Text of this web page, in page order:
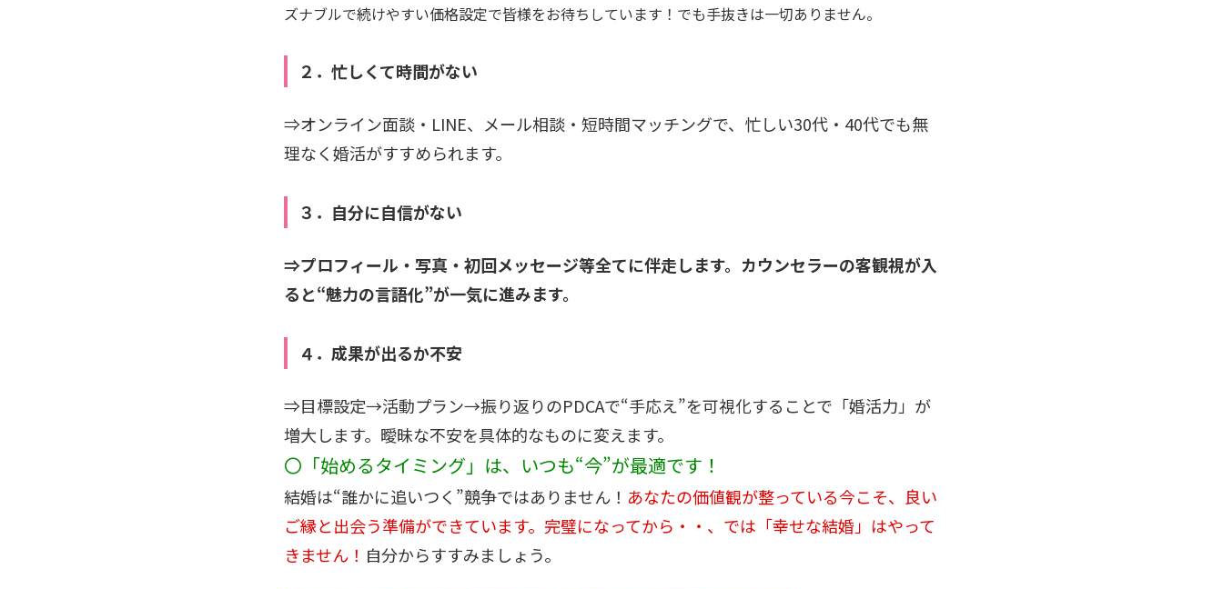
ズナブルで続けやすい価格設定で皆様をお待ちしています！でも手抜きは一切ありません。
２．忙しくて時間がない
⇒オンライン面談・LINE、メール相談・短時間マッチングで、忙しい30代・40代でも無
理なく婚活がすすめられます。
３．自分に自信がない
⇒プロフィール・写真・初回メッセージ等全てに伴走します。カウンセラーの客観視が入
ると“魅力の言語化”が一気に進みます。
４．成果が出るか不安
⇒目標設定→活動プラン→振り返りのPDCAで“手応え”を可視化することで「婚活力」が
増大します。曖昧な不安を具体的なものに変えます。
〇「始めるタイミング」は、いつも“今”が最適です！
結婚は“誰かに追いつく”競争ではありません！ あなたの価値観が整っている今こそ、良い
ご縁と出会う準備ができています。完璧になってから・・、では「幸せな結婚」はやって
きません！ 自分からすすみましょう。